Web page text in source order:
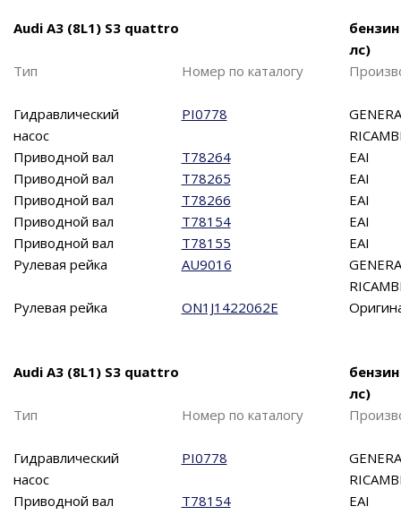
Audi A3 (8L1) S3 quattro
лс)
Тип
Номер по каталогу
Гидравлический
насос
PI0778
Приводной вал
T78264
EAI
Приводной вал
T78265
EAI
Приводной вал
T78266
EAI
Приводной вал
T78154
EAI
Приводной вал
T78155
EAI
Рулевая рейка
AU9016
Рулевая рейка
ON1J1422062E
Audi A3 (8L1) S3 quattro
лс)
Тип
Номер по каталогу
Гидравлический
насос
PI0778
Приводной вал
T78154
EAI